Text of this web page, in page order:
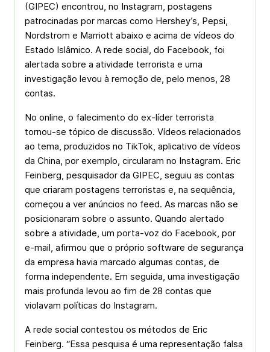
(GIPEC) encontrou, no Instagram, postagens
patrocinadas por marcas como Hershey’s, Pepsi,
Nordstrom e Marriott abaixo e acima de vídeos do
Estado Islâmico. A rede social, do Facebook, foi
alertada sobre a atividade terrorista e uma
investigação levou à remoção de, pelo menos, 28
contas.
No online, o falecimento do ex-líder terrorista
tornou-se tópico de discussão. Vídeos relacionados
ao tema, produzidos no TikTok, aplicativo de vídeos
da China, por exemplo, circularam no Instagram. Eric
Feinberg, pesquisador da GIPEC, seguiu as contas
que criaram postagens terroristas e, na sequência,
começou a ver anúncios no feed. As marcas não se
posicionaram sobre o assunto. Quando alertado
sobre a atividade, um porta-voz do Facebook, por
e-mail, afirmou que o próprio software de segurança
da empresa havia marcado algumas contas, de
forma independente. Em seguida, uma investigação
mais profunda levou ao fim de 28 contas que
violavam políticas do Instagram.
A rede social contestou os métodos de Eric
Feinberg. “Essa pesquisa é uma representação falsa